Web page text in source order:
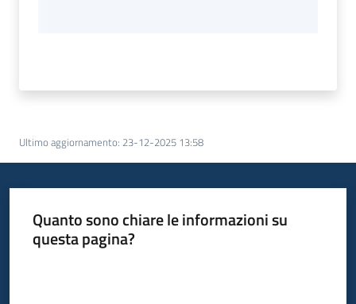
Ultimo aggiornamento: 23-12-2025 13:58
Quanto sono chiare le informazioni su
questa pagina?